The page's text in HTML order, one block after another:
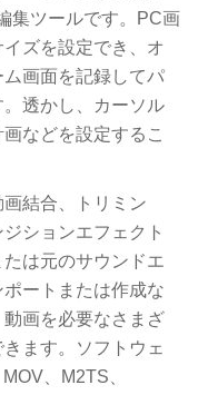
集ツールです。PC画
ズを設定でき、オ
画面を記録してパ
透かし、カーソル
などを設定するこ
結合、トリミン
ションエフェクト
は元のサウンドエ
ポートまたは作成な
画を必要なさまざ
ます。ソフトウェ
、M2TS、